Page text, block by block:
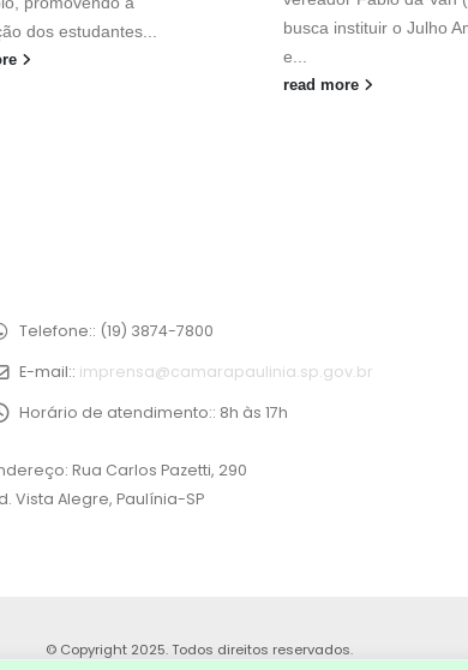
dos estudantes...
busca instituir o Julho
e...
read more
Telefone:: (19) 3874-7800
E-mail:: imprensa@camarapaulinia.sp.gov.br
Horário de atendimento:: 8h às 17h
Rua Carlos Pazetti, 290
Vista Alegre, Paulínia-SP
© Copyright 2025. Todos direitos reservados.